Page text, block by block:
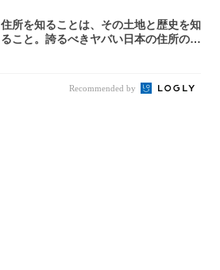
住所を知ることは、その土地と歴史を知
ること。誇るべきヤバい日本の住所の世
Recommended by